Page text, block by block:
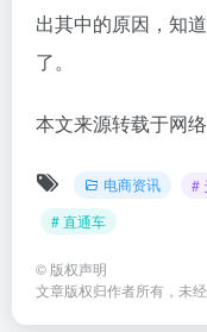
出其中的原因，知
了。
本文来源转载于网
电商资讯 #
# 直通车
© 版权声明
文章版权归作者所有，未经